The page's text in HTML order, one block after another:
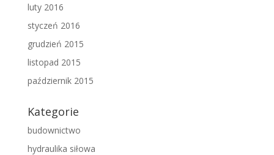
luty 2016
styczeń 2016
grudzień 2015
listopad 2015
październik 2015
Kategorie
budownictwo
hydraulika siłowa